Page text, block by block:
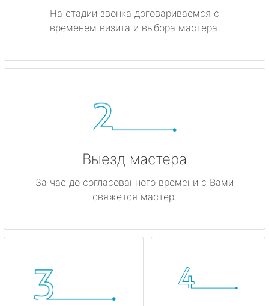
На стадии звонка договариваемся с
временем визита и выбора мастера.
Выезд мастера
За час до согласованного времени с Вами
свяжется мастер.